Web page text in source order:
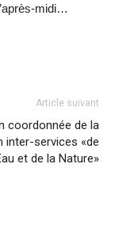
midi…
Article suivant
coordonnée de la
inter-services «de
et de la Nature»